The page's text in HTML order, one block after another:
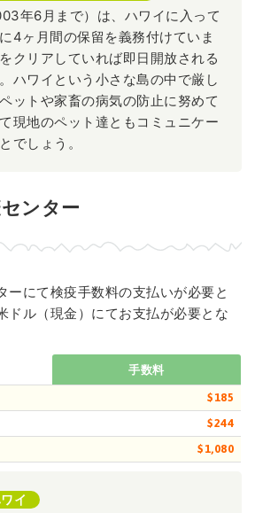
年6月まで）は、ハワイに入って
4ヶ月間の保留を義務付けていま
クリアしていれば即日開放される
ハワイという小さな島の中で厳し
ットや家畜の病気の防止に努めて
現地のペット達ともコミュニケー
でしょう。
ンター
ーにて検疫手数料の支払いが必要と
ドル（現金）にてお支払が必要とな
手数料
$185
$244
$1,080
イ